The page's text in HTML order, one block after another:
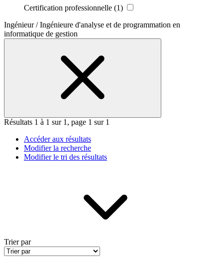
Certification professionnelle (1)
Ingénieur / Ingénieure d'analyse et de programmation en
informatique de gestion
Résultats 1 à 1 sur 1, page 1 sur 1
Accéder aux résultats
Modifier la recherche
Modifier le tri des résultats
Trier par